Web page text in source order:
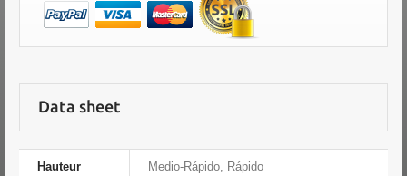
Data sheet
Hauteur Medio-Rápido, Rápido